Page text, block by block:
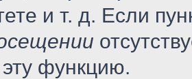
и т. д. Если
функцию.